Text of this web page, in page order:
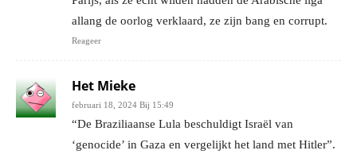
allang de oorlog verklaard, ze zijn bang en corrupt.
Reageer
Het Mieke
februari 18, 2024 Bij 15:49
“De Braziliaanse Lula beschuldigt Israël van
‘genocide’ in Gaza en vergelijkt het land met Hitler”.